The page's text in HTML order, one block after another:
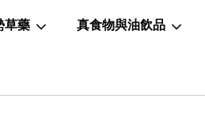
草藥 真食物與油飲品